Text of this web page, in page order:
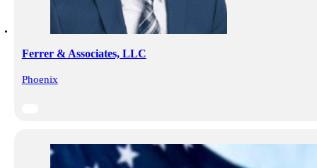
Ferrer & Associates, LLC
Phoenix